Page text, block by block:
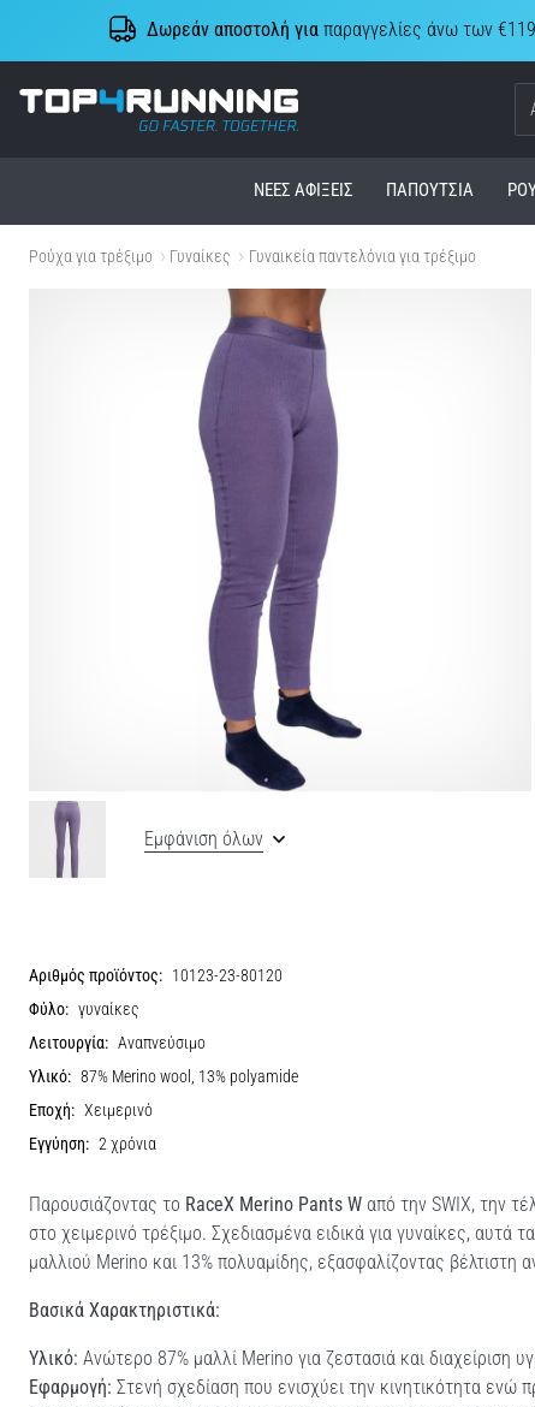
Δωρεάν αποστολή γιαπαραγγελίες άνω των
Top4Running.cy
ΝΈΕΣ ΑΦΊΞΕΙΣ ΠΑΠΟΎΤΣΙΑ
Ρούχα για τρέξιμο Γυναίκες Γυναικεία παντελόνια για τρέξιμο
Εμφάνιση όλων
Αριθμός προϊόντος: 10123-23-80120
Φύλο: γυναίκες
Λειτουργία: Αναπνεύσιμο
Υλικό: 87% Merino wool, 13% polyamide
Εποχή: Χειμερινό
Εγγύηση: 2 χρόνια
Παρουσιάζοντας το RaceX Merino Pants W από την SWIX, την
στο χειμερινό τρέξιμο. Σχεδιασμένα ειδικά για γυναίκες,
μαλλιού Merino και 13% πολυαμίδης, εξασφαλίζοντας βέλτιστη
Βασικά Χαρακτηριστικά:
Υλικό: Ανώτερο 87% μαλλί Merino για ζεστασιά και διαχείριση
Εφαρμογή: Στενή σχεδίαση που ενισχύει την κινητικότητα ενώ